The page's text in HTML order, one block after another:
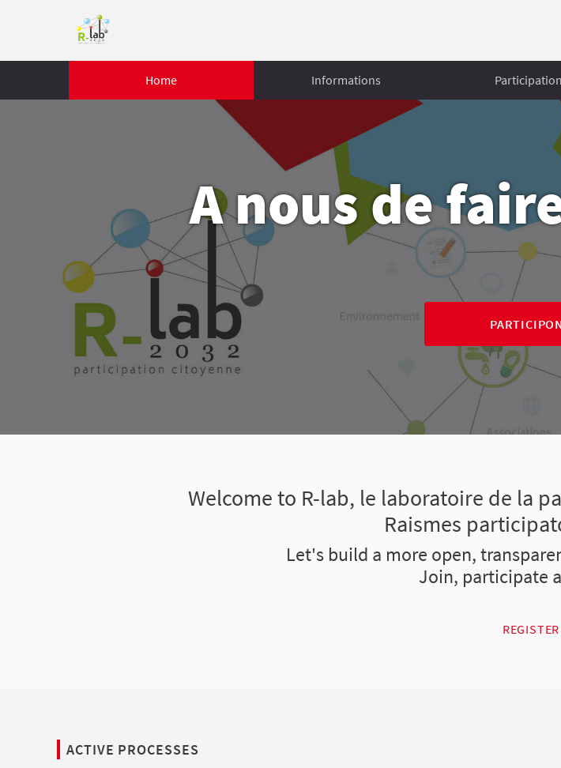
Home Informations
A nous de
Welcome to R-lab, le laboratoire de la
Raismes
Let's build a more open,
Join, participate
REGISTER
ACTIVE PROCESSES